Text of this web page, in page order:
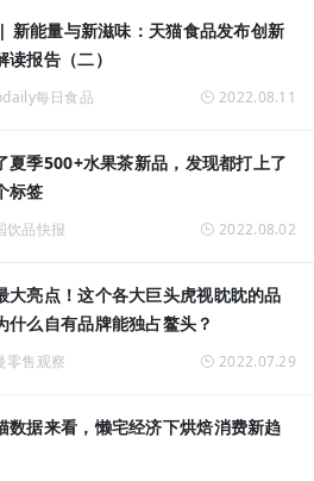
新能量与新滋味：天猫食品发布创新
读报告（二）
每日食品 2022.08.11
夏季500+水果茶新品，发现都打上了
标签
饮品快报 2022.08.02
大亮点！这个各大巨头虎视眈眈的品
什么自有品牌能独占鳌头？
零售观察 2022.07.29
数据来看，懒宅经济下烘焙消费新趋